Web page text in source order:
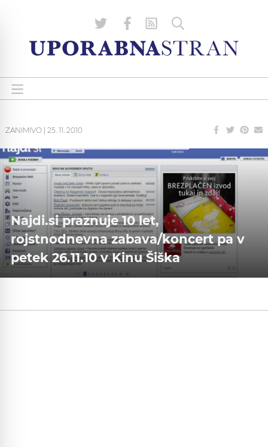
ZANIMIVO 25. 11. 2010
Najdi.si praznuje 10 let,
rojstnodnevna zabava/koncert pa v
petek 26.11.10 v Kinu Šiška